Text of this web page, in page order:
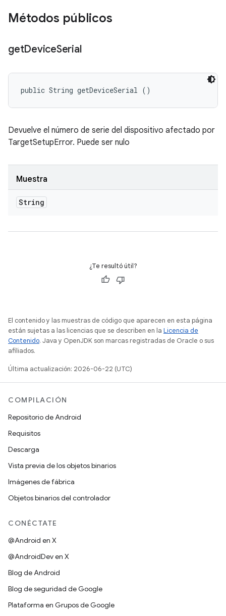
Métodos públicos
getDeviceSerial
public String getDeviceSerial ()
Devuelve el número de serie del dispositivo afectado por
TargetSetupError. Puede ser nulo
Muestra
String
¿Te resultó útil?
El contenido y las muestras de código que aparecen en esta página
están sujetas a las licencias que se describen en la Licencia de
Contenido. Java y OpenJDK son marcas registradas de Oracle o sus
afiliados.
Última actualización: 2026-06-22 (UTC)
COMPILACIÓN
Repositorio de Android
Requisitos
Descarga
Vista previa de los objetos binarios
Imágenes de fábrica
Objetos binarios del controlador
CONÉCTATE
@Android en X
@AndroidDev en X
Blog de Android
Blog de seguridad de Google
Plataforma en Grupos de Google